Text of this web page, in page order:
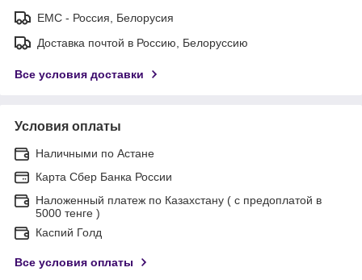
ЕМС - Россия, Белорусия
Доставка почтой в Россию, Белоруссию
Все условия доставки
Условия оплаты
Наличными по Астане
Карта Сбер Банка России
Наложенный платеж по Казахстану ( с предоплатой в
5000 тенге )
Каспий Голд
Все условия оплаты